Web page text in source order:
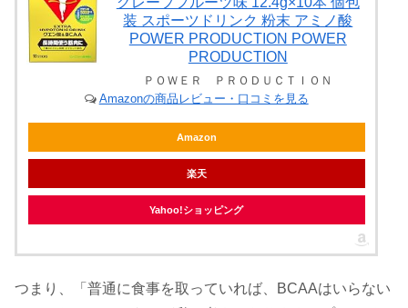
装 スポーツドリンク 粉末 アミノ酸
POWER PRODUCTION POWER
PRODUCTION
ＰＯＷＥＲ ＰＲＯＤＵＣＴＩＯＮ
Amazonの商品レビュー・口コミを見る
Amazon
楽天
Yahoo!ショッピング
つまり、「普通に食事を取っていれば、BCAAはいらない